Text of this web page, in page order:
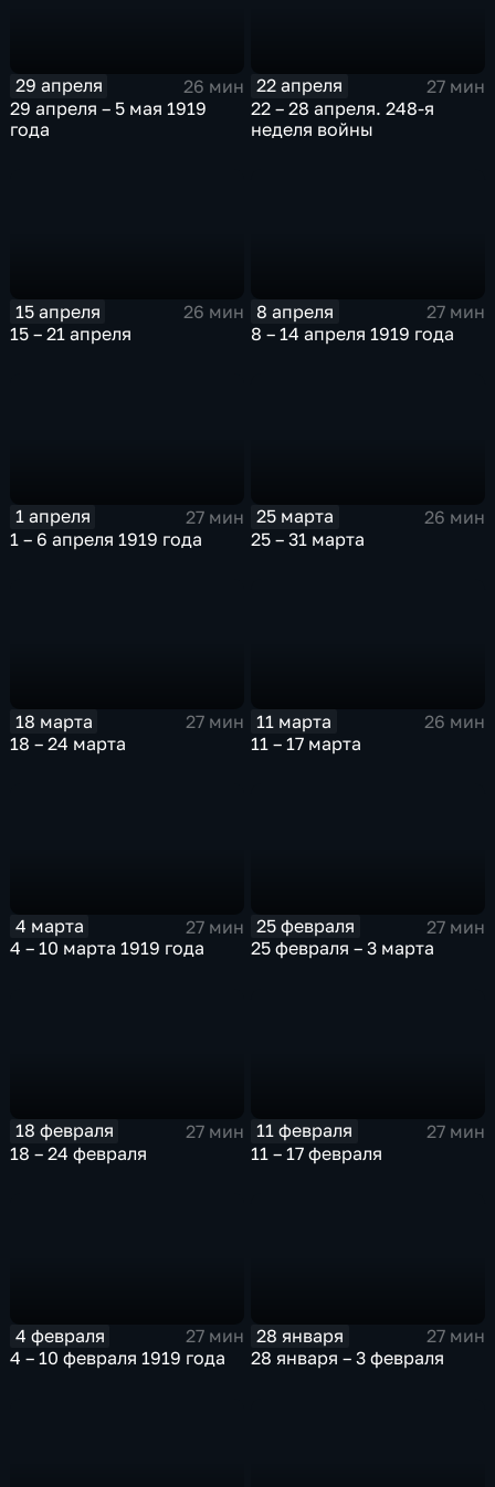
29 апреля
26 мин
29 апреля – 5 мая 1919
года
22 апреля
27 мин
22 – 28 апреля. 248-я
неделя войны
15 апреля
26 мин
15 – 21 апреля
8 апреля
27 мин
8 – 14 апреля 1919 года
1 апреля
27 мин
1 – 6 апреля 1919 года
25 марта
26 мин
25 – 31 марта
18 марта
27 мин
18 – 24 марта
11 марта
26 мин
11 – 17 марта
4 марта
27 мин
4 – 10 марта 1919 года
25 февраля
27 мин
25 февраля – 3 марта
18 февраля
27 мин
18 – 24 февраля
11 февраля
27 мин
11 – 17 февраля
4 февраля
27 мин
4 – 10 февраля 1919 года
28 января
27 мин
28 января – 3 февраля